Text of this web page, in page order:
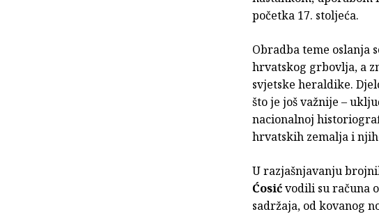
početka 17. stoljeća.
Obradba teme oslanja
hrvatskog grbovlja, a
svjetske heraldike.
što je još važnije –
nacionalnoj
hrvatskih zemalja i
U razjašnjavanju
Ćosićvodili su računa
sadržaja, od kovanog